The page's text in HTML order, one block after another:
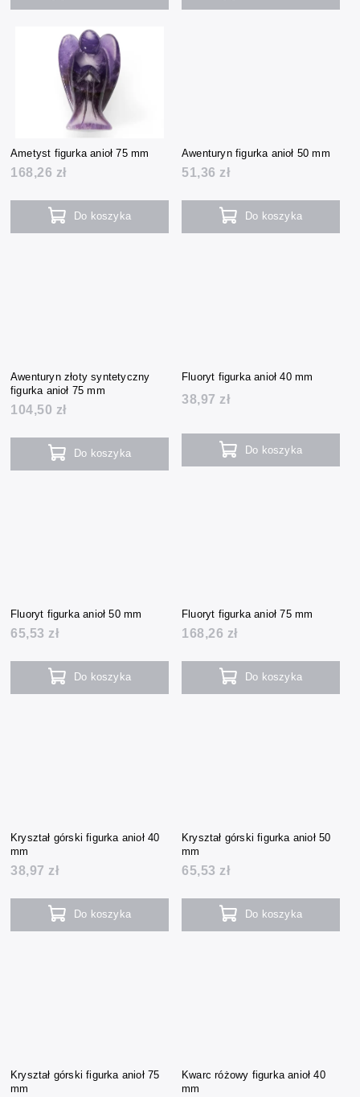
Ametyst figurka anioł 75 mm
168,26 zł
Do koszyka
Awenturyn figurka anioł 50 mm
51,36 zł
Do koszyka
Awenturyn złoty syntetyczny
figurka anioł 75 mm
104,50 zł
Do koszyka
Fluoryt figurka anioł 40 mm
38,97 zł
Do koszyka
Fluoryt figurka anioł 50 mm
65,53 zł
Do koszyka
Fluoryt figurka anioł 75 mm
168,26 zł
Do koszyka
Kryształ górski figurka anioł 40
mm
38,97 zł
Do koszyka
Kryształ górski figurka anioł 50
mm
65,53 zł
Do koszyka
Kryształ górski figurka anioł 75
mm
Kwarc różowy figurka anioł 40
mm